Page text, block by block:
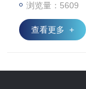
浏览量：5609
查看更多 +